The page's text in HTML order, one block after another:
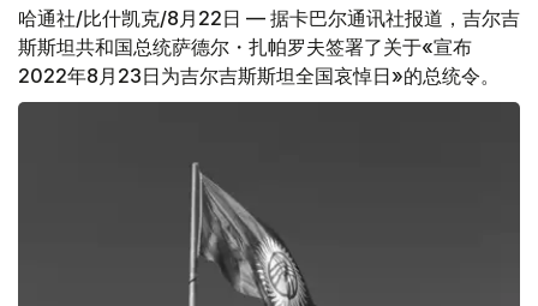
哈通社/比什凯克/8月22日 — 据卡巴尔通讯社报道，吉尔吉
斯斯坦共和国总统萨德尔・扎帕罗夫签署了关于«宣布
2022年8月23日为吉尔吉斯斯坦全国哀悼日»的总统令。